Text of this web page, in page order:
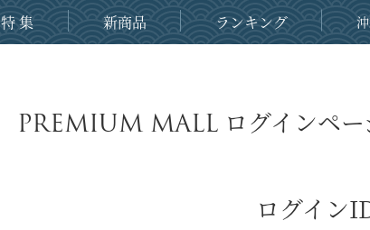
特 集 新商品 ランキング
PREMIUM MALLログインペー
ログイン